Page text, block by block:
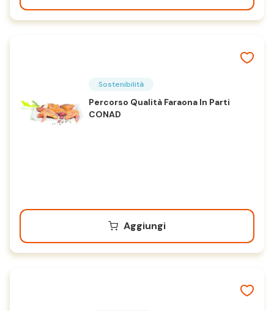
Sostenibilità
Percorso Qualità Faraona In Parti
CONAD
Aggiungi